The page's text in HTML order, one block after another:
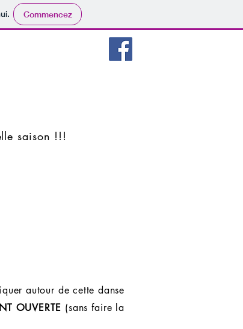
Commencez
saison !!!
autour de cette danse
OUVERTE (sans faire la